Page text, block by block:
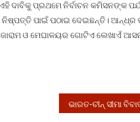
ଦାବିକୁ ପ୍ରଥମେ ନିର୍ବାଚନ କମିସନଙ୍କ
ନିଷ୍ପତ୍ତି ପାଇଁ ପଠାଇ ଦେଇଛନ୍ତି। ଆନ୍ଧ୍ର
ଓ ମେଘାଳୟର ଗୋଟିଏ ଲେଖାଏଁ